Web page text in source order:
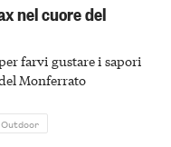
nel cuore del
farvi gustare i sapori
Monferrato